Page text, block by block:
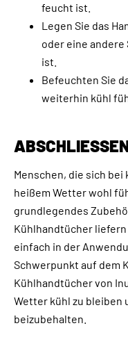
feucht ist.
Legen Sie das
oder eine andere
ist.
Befeuchten Sie
weiterhin kühl
Menschen, die sich
heißem Wetter wohl
grundlegendes
Kühlhandtücher
einfach in der
Schwerpunkt auf dem
Kühlhandtücher von
Wetter kühl zu bleiben
beizubehalten.